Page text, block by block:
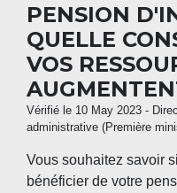
PENSION
QUELLE
VOS
Vérifié le 10 May 2023 -
administrative (Première
Vous souhaitez savoir
bénéficier de votre